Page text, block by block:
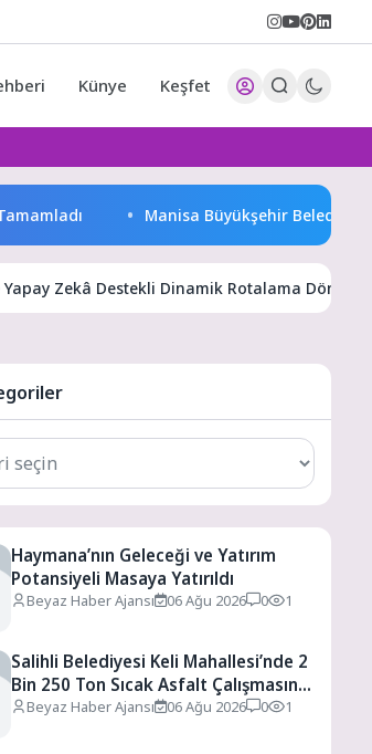
Künye Keşfet
Manisa Büyükşehir Belediyesi
Yapay Zekâ Destekli Dinamik Rotalama Dönemi
Haymana’nın Geleceği ve Yatırım
Potansiyeli Masaya Yatırıldı
Beyaz Haber Ajansı 06 Ağu 2026 0 1
Salihli Belediyesi Keli Mahallesi’nde 2
Bin 250 Ton Sıcak Asfalt Çalışmasını
Tamamladı
Beyaz Haber Ajansı 06 Ağu 2026 0 1